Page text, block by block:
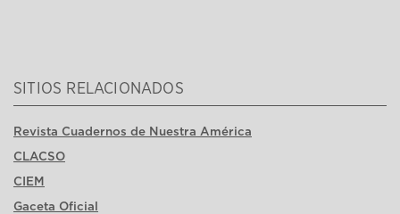
SITIOS RELACIONADOS
Revista Cuadernos de Nuestra América
CLACSO
CIEM
Gaceta Oficial